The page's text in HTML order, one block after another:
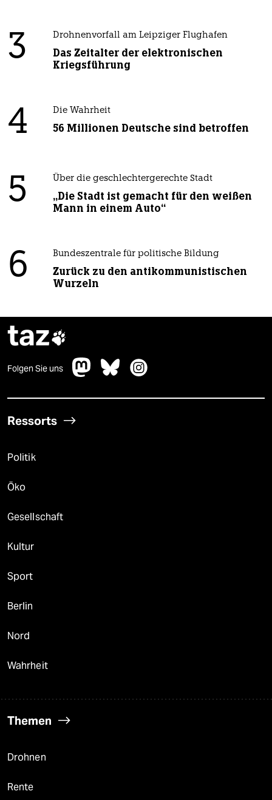
3 Drohnenvorfall am Leipziger Flughafen
Das Zeitalter der elektronischen
Kriegsführung
4 Die Wahrheit
56 Millionen Deutsche sind betroffen
5 Über die geschlechtergerechte Stadt
„Die Stadt ist gemacht für den weißen
Mann in einem Auto“
6 Bundeszentrale für politische Bildung
Zurück zu den antikommunistischen
Wurzeln
taz
Folgen Sie uns
Ressorts
Politik
Öko
Gesellschaft
Kultur
Sport
Berlin
Nord
Wahrheit
Themen
Drohnen
Rente